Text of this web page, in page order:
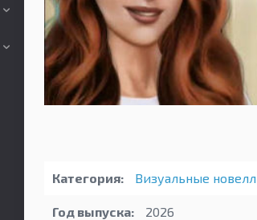
Категория: Визуальные
Год выпуска: 2026